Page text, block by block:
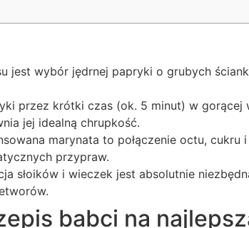
jest wybór jędrnej papryki o grubych
przez krótki czas (ok. 5 minut) w gorącej
jej idealną chrupkość.
marynata to połączenie octu,
przypraw.
słoików i wieczek jest absolutnie
babci na